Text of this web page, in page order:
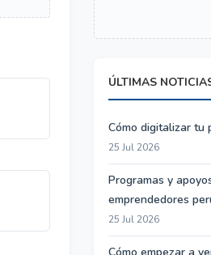
ÚLTIMAS
Cómo digitalizar tu
25 Jul 2026
Programas y
emprendedores
25 Jul 2026